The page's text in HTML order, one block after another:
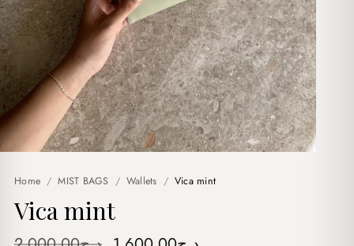
Home / MIST BAGS / Wallets / Vica mint
Vica mint